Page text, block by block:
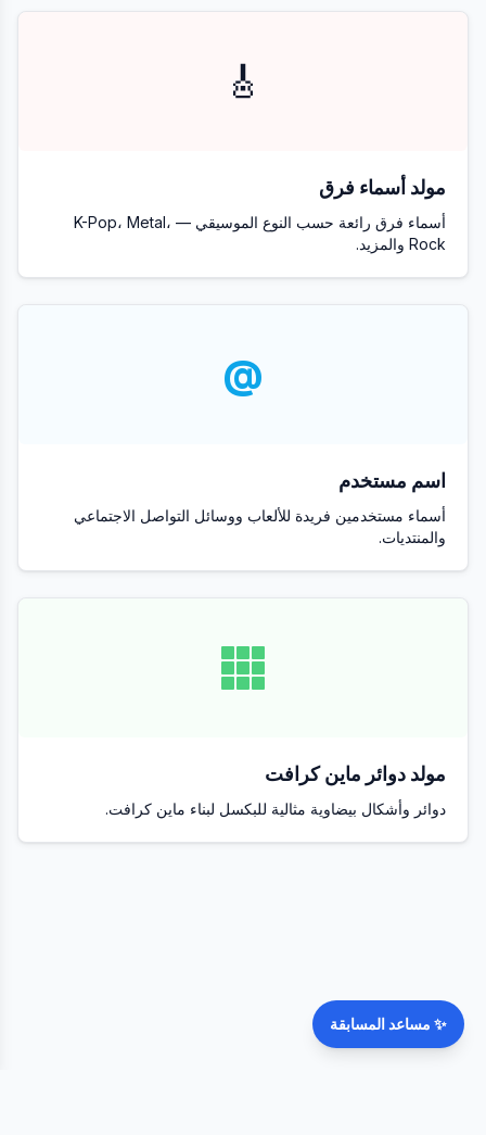
🎸
مولد أسماء فرق
أسماء فرق رائعة حسب النوع الموسيقي — K-Pop، Metal،
Rock والمزيد.
@
اسم مستخدم
أسماء مستخدمين فريدة للألعاب ووسائل التواصل الاجتماعي
والمنتديات.
مولد دوائر ماين كرافت
دوائر وأشكال بيضاوية مثالية للبكسل لبناء ماين كرافت.
✨ مساعد المسابقة